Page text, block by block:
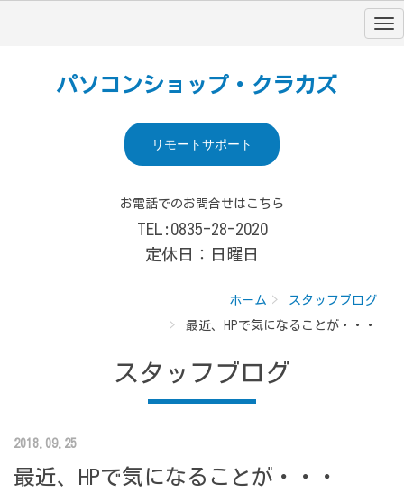
パソコンショップ・クラカズ
リモートサポート
お電話でのお問合せはこちら
TEL:0835-28-2020
定休日：日曜日
ホーム
スタッフブログ
最近、HPで気になることが・・・
スタッフブログ
2018.09.25
最近、HPで気になることが・・・